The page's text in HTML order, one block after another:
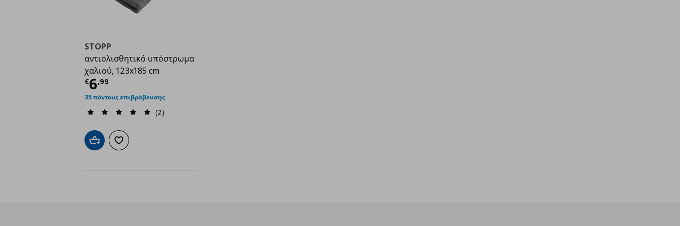
STOPP
αντιολισθητικό υπόστρωμα
χαλιού, 123x185 cm
€6,99
Τρέχουσα τιμή
35 πόντους επιβράβευσης
(2)
Προσθήκη στο καλάθι
Προσθήκη στα αγαπημένα